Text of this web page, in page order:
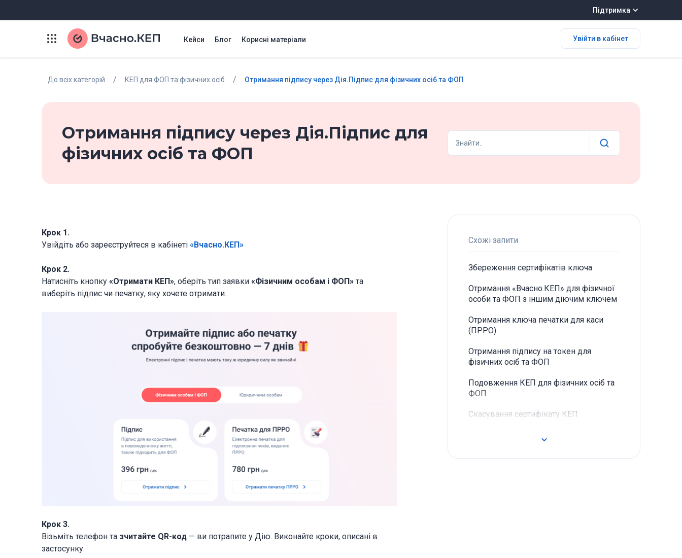
Підтримка
Кейси Блог Корисні матеріали Увійти в кабінет
До всіх категорій / КЕП для ФОП та фізичних осіб / Отримання підпису через Дія.Підпис для фізичних осіб та ФОП
Отримання підпису через Дія.Підпис для
фізичних осіб та ФОП
Знайти..
Крок 1.
Увійдіть або зареєструйтеся в кабінеті «Вчасно.КЕП»
Крок 2.
Натисніть кнопку «Отримати КЕП», оберіть тип заявки «Фізичним особам і ФОП» та
виберіть підпис чи печатку, яку хочете отримати.
Крок 3.
Візьміть телефон та зчитайте QR-код — ви потрапите у Дію. Виконайте кроки, описані в
застосунку.
Схожі запити
Збереження сертифікатів ключа
Отримання «Вчасно.КЕП» для фізичної
особи та ФОП з іншим діючим ключем
Отримання ключа печатки для каси
(ПРРО)
Отримання підпису на токен для
фізичних осіб та ФОП
Подовження КЕП для фізичних осіб та
ФОП
Скасування сертифікату КЕП